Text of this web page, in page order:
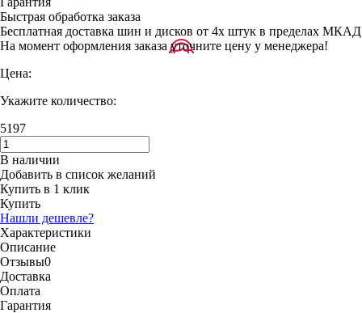
Быстрая обработка заказа
Бесплатная доставка шин и дисков от 4х штук в пределах МКАД
На момент оформления заказа уточните цену у менеджера!
Цена:
Укажите количество:
5197
В наличии
Добавить в список желаний
Купить в 1 клик
Купить
Нашли дешевле?
Характеристики
Описание
Отзывы0
Доставка
Оплата
Гарантия